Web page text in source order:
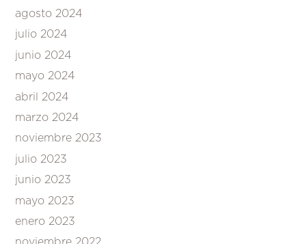
agosto 2024
julio 2024
junio 2024
mayo 2024
abril 2024
marzo 2024
noviembre 2023
julio 2023
junio 2023
mayo 2023
enero 2023